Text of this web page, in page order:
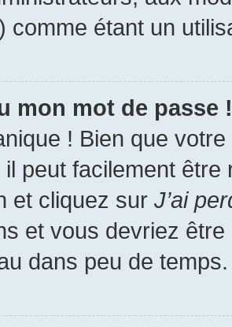
comme étant un
mon mot de passe !
! Bien que
peut facilement
et cliquez sur J’ai
et vous devriez
dans peu de temps.